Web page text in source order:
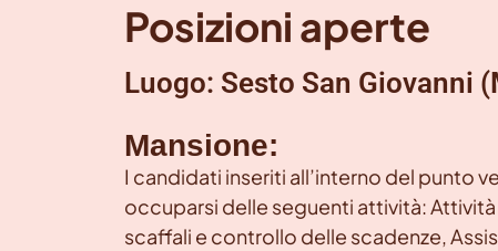
Posizioni aperte
Luogo: Sesto San Giovanni
Mansione:
I candidati inseriti all’interno del punto
occuparsi delle seguenti attività:
scaffali e controllo delle scadenze,